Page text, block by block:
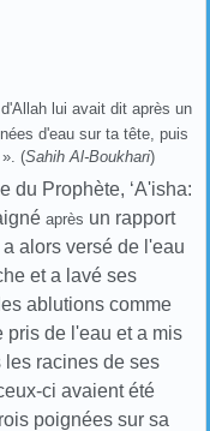
lui avait dit après un
d'eau sur ta tête, puis
(Sahih Al-Boukhari)
du Prophète, ‘A'isha:
après un rapport
alors versé de l'eau
et a lavé ses
ablutions comme
pris de l'eau et a mis
les racines de ses
ci avaient été
poignées sur sa